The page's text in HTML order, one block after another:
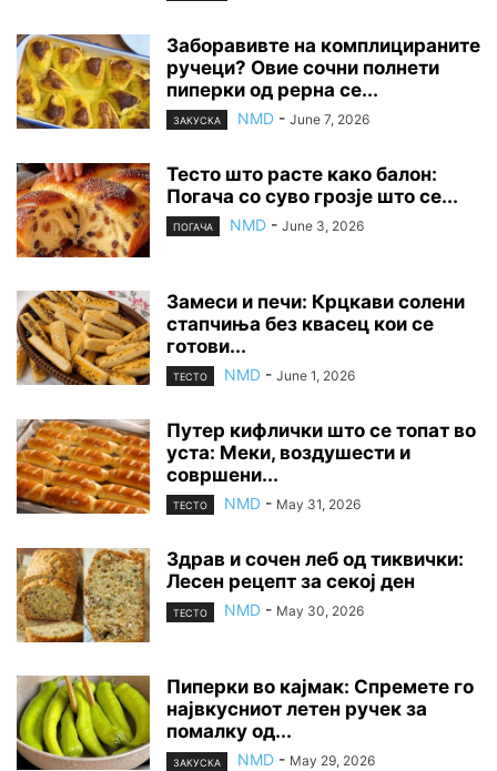
Заборавивте на комплицираните
ручеци? Овие сочни полнети
пиперки од рерна се...
ЗАКУСКА NMD - June 7, 2026
Тесто што расте како балон:
Погача со суво грозје што се...
ПОГАЧА NMD - June 3, 2026
Замеси и печи: Крцкави солени
стапчиња без квасец кои се
готови...
ТЕСТО NMD - June 1, 2026
Путер кифлички што се топат во
уста: Меки, воздушести и
совршени...
ТЕСТО NMD - May 31, 2026
Здрав и сочен леб од тиквички:
Лесен рецепт за секој ден
ТЕСТО NMD - May 30, 2026
Пиперки во кајмак: Спремете го
највкусниот летен ручек за
помалку од...
ЗАКУСКА NMD - May 29, 2026